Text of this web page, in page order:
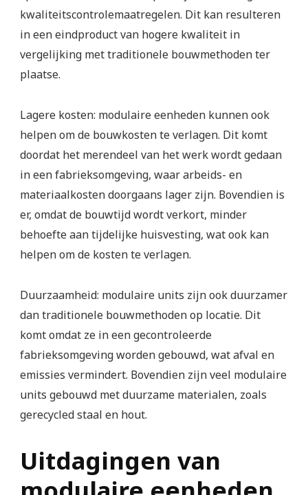
kwaliteitscontrolemaatregelen. Dit kan resulteren
in een eindproduct van hogere kwaliteit in
vergelijking met traditionele bouwmethoden ter
plaatse.
Lagere kosten: modulaire eenheden kunnen ook
helpen om de bouwkosten te verlagen. Dit komt
doordat het merendeel van het werk wordt gedaan
in een fabrieksomgeving, waar arbeids- en
materiaalkosten doorgaans lager zijn. Bovendien is
er, omdat de bouwtijd wordt verkort, minder
behoefte aan tijdelijke huisvesting, wat ook kan
helpen om de kosten te verlagen.
Duurzaamheid: modulaire units zijn ook duurzamer
dan traditionele bouwmethoden op locatie. Dit
komt omdat ze in een gecontroleerde
fabrieksomgeving worden gebouwd, wat afval en
emissies vermindert. Bovendien zijn veel modulaire
units gebouwd met duurzame materialen, zoals
gerecycled staal en hout.
Uitdagingen van